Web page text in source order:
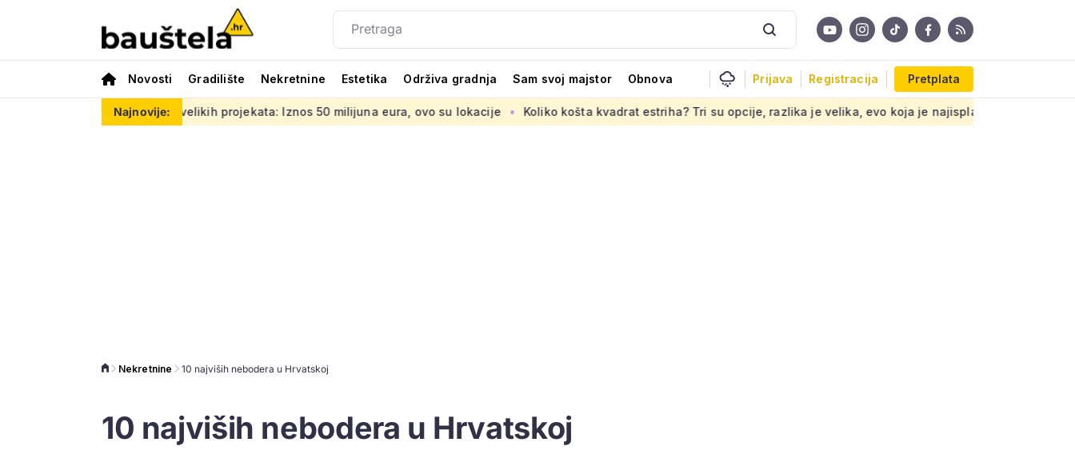
Novosti Gradilište Nekretnine Estetika Održiva gradnja Sam svoj majstor Obnova Prijava Registracija Pretplata
Najnovije:
sedam velikih projekata: Iznos 50 milijuna eura, ovo su lokacije Koliko košta kvadrat estriha? Tri su opcije, razlika je velika, evo koja je najisplativija Srednjovjekovnu crkvicu
Nekretnine 10 najviših nebodera u Hrvatskoj
10 najviših nebodera u Hrvatskoj